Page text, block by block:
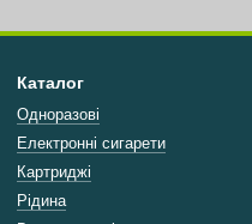
Каталог
Одноразові
Електронні сигарети
Картриджі
Рідина